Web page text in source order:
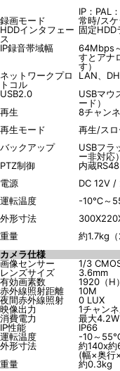
IP：PAL
録画モード
常時/ス
HDDインタフェー
ス
固定HDD
IP録音帯域幅
64Mbps
すとアナ
す）
ネットワークプロ
トコル
LAN、
USB2.0
USBマウ
ード）
再生
8チャン
再生モード
再生/ス
バックアップ
USBフラ
ー非対応
PTZ制御
内蔵
電源
DC 12V /
運転温度
-10℃～
外形寸法
重量
約1.7kg（
カメラ仕様
画像センサー
1/3
レンズサイズ
3.6mm
有効画素数
1920（H
赤外線照射距離
10M
夜間赤外線照射
0 LUX
映像出力
1チャン
消費電力
最大4.2W
IP性能
IP66
運転温度
-10～
外形寸法
約140x
(幅×奥行
重量
約0.3kg